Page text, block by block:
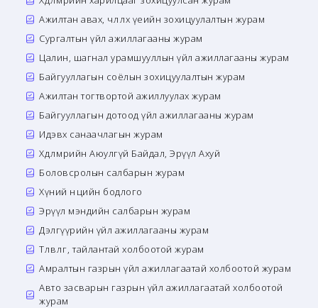
Ажилтан авах, чөлөөлөх үеийн зохицуулалтын журам
Сургалтын үйл ажиллагааны журам
Цалин, шагнал урамшууллын үйл ажиллагааны журам
Байгууллагын соёлын зохицуулалтын журам
Ажилтан тогтвортой ажиллуулах журам
Байгууллагын дотоод үйл ажиллагааны журам
Идэвх санаачлагын журам
Хөдөлмөрийн Аюулгүй Байдал, Эрүүл Ахуй
Боловсролын салбарын журам
Хүний нөөцийн бодлого
Эрүүл мэндийн салбарын журам
Дэлгүүрийн үйл ажиллагааны журам
Төлөвлөгөө, тайлантай холбоотой журам
Амралтын газрын үйл ажиллагаатай холбоотой журам
Авто засварын газрын үйл ажиллагаатай холбоотой
журам